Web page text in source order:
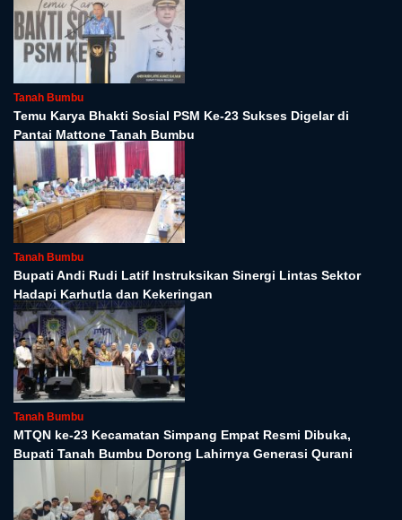
Tanah Bumbu
Temu Karya Bhakti Sosial PSM Ke-23 Sukses Digelar di
Pantai Mattone Tanah Bumbu
Tanah Bumbu
Bupati Andi Rudi Latif Instruksikan Sinergi Lintas Sektor
Hadapi Karhutla dan Kekeringan
Tanah Bumbu
MTQN ke-23 Kecamatan Simpang Empat Resmi Dibuka,
Bupati Tanah Bumbu Dorong Lahirnya Generasi Qurani